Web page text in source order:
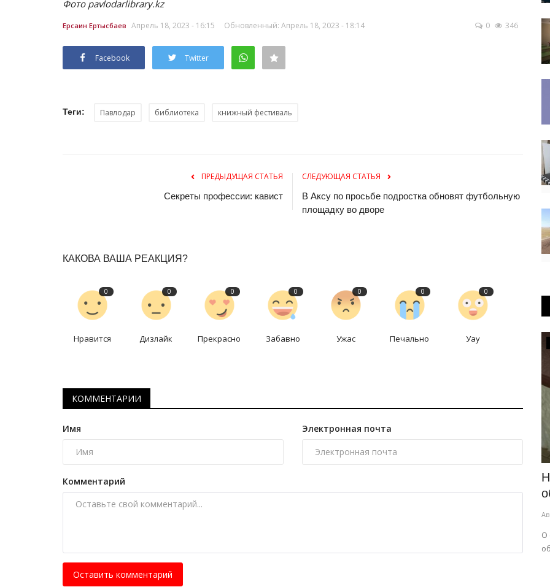
Фото pavlodarlibrary.kz
Ерсаин Ертысбаев Апрель 18, 2023 - 16:15 Обновленный: Апрель 18, 2023 - 18:14 0 346
Facebook Twitter
Теги: Павлодар библиотека книжный фестиваль
ПРЕДЫДУЩАЯ СТАТЬЯ
Секреты профессии: кавист
СЛЕДУЮЩАЯ СТАТЬЯ
В Аксу по просьбе подростка обновят футбольную
площадку во дворе
КАКОВА ВАША РЕАКЦИЯ?
0
Нравится
0
Дизлайк
0
Прекрасно
0
Забавно
0
Ужас
0
Печально
0
Уау
КОММЕНТАРИИ
Имя Электронная почта
Комментарий
Оставить комментарий
Фоторепортаж
Новые технологии и достижения
Июнь 3, 2026
Общество
напомнили о силе семейных...
О